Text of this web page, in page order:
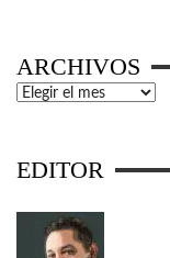
ARCHIVOS
Archivos
EDITOR